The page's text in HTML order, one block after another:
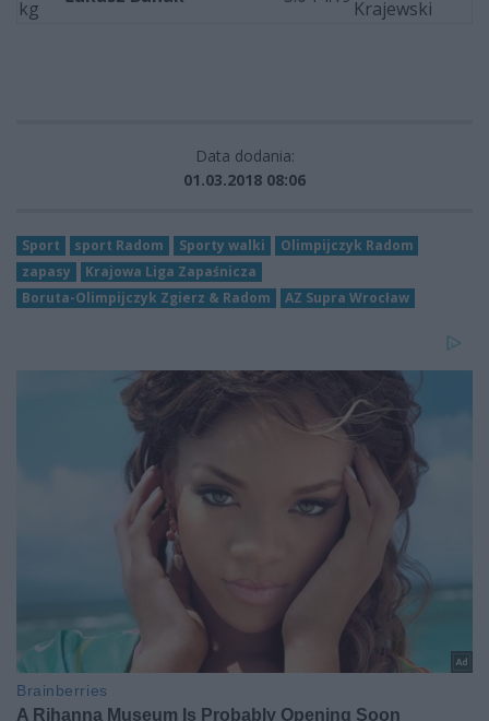
kg
Krajewski
Data dodania:
01.03.2018 08:06
Sport sport Radom Sporty walki
Olimpijczyk Radom
zapasy
Krajowa Liga Zapaśnicza
Boruta-Olimpijczyk Zgierz & Radom
AZ Supra Wrocław